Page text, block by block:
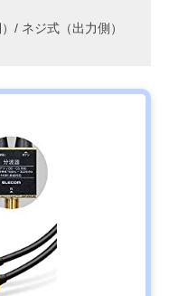
/ ネジ式（出力側）